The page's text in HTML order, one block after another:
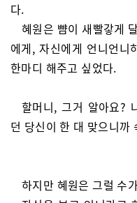
다.
혜원은 뺨이 새빨갛게
에게, 자신에게 언니언니
한마디 해주고 싶었다.
할머니, 그거 알아요?
던 당신이 한 대 맞으니
하지만 혜원은 그럴 수